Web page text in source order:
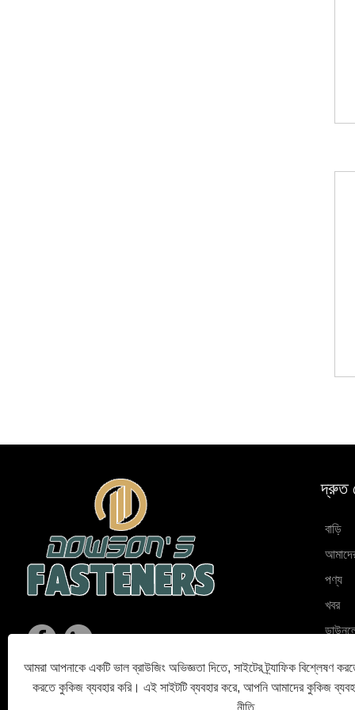
আমরা আপনাকে একটি ভাল ব্রাউজিং অভিজ্ঞতা দিতে, সাইটের ট্র্যাফিক বিশ্লেষণ
করতে কুকিজ ব্যবহার করি। এই সাইটটি ব্যবহার করে, আপনি আমাদের কুকিজ
নীতি
দ্রুত
বাড়ি
পণ্য
খবর